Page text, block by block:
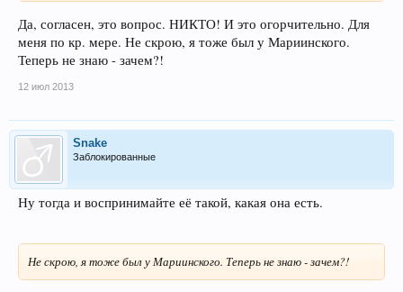
Да, согласен, это вопрос. НИКТО! И это огорчительно. Для
меня по кр. мере. Не скрою, я тоже был у Мариинского.
Теперь не знаю - зачем?!
12 июл 2013
Snake
Заблокированные
Ну тогда и воспринимайте её такой, какая она есть.
Не скрою, я тоже был у Мариинского. Теперь не знаю - зачем?!